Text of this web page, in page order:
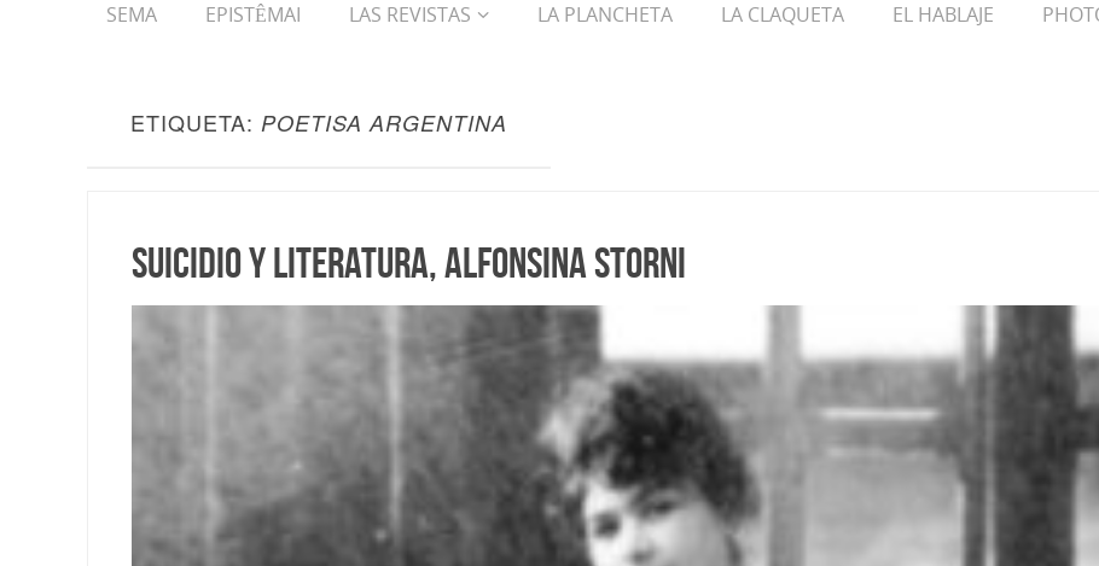
SEMA EPISTÊMAI LAS REVISTAS LA PLANCHETA LA CLAQUETA EL HABLAJE
ETIQUETA: POETISA ARGENTINA
Suicidio y literatura, Alfonsina Storni